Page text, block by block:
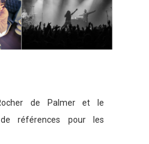
de Palmer et le
références pour les